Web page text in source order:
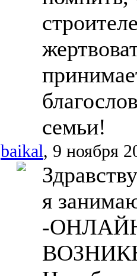
семьи!
baikal, 9 ноября
я
-